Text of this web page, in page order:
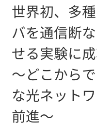
世界初、多
バを通信断
せる実験に
～どこから
な光ネット
前進～